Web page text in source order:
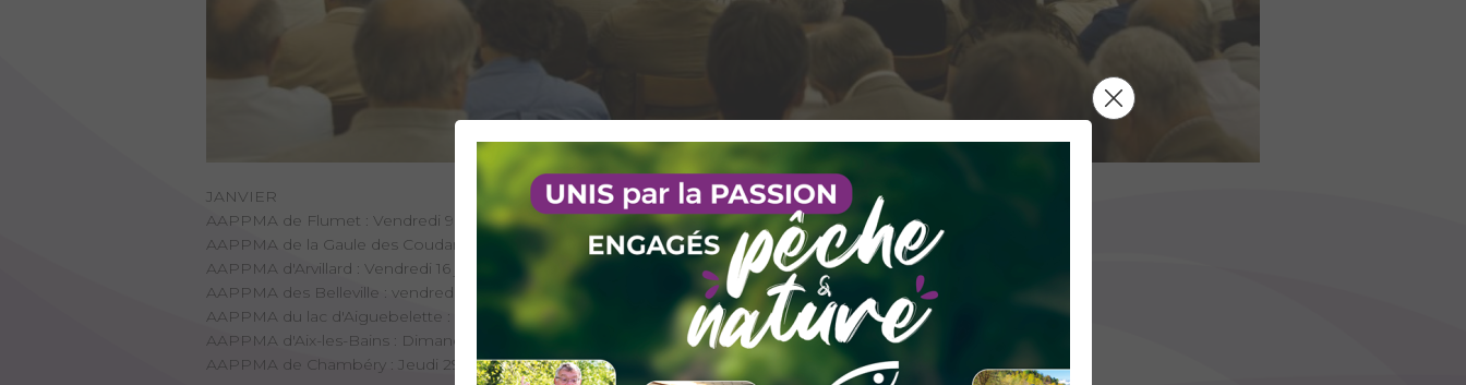
JANVIER
AAPPMA de Flumet : Vendredi 9 janvier 2026 à 19h à la salle du centre social de Flumet.
AAPPMA de la Gaule des Coudans : Vendredi 9 janvier 2026 à 20h à la salle des fêtes de St-Thibaud-de-Couz.
AAPPMA d'Arvillard : Vendredi 16 janvier 2026 à 18h30 à la salle des fêtes "joie de vivre" à Arvillard.
AAPPMA des Belleville : vendredi 16 février 2024 à 19h à la maison de la chasse et de la pêche à St Martin de Belleville.
AAPPMA du lac d'Aiguebelette : Dimanche 25 janvier 2026 à 9h à la salle François Cachoud de St-Alban-de-Montbel.
AAPPMA d'Aix-les-Bains : Dimanche 25 janvier 2026 à 9h au centre des congrès d'Aix-les-Bains.
AAPPMA de Chambéry : Jeudi 29 janvier à 18h à la salle des mariages de la mairie de Barby.